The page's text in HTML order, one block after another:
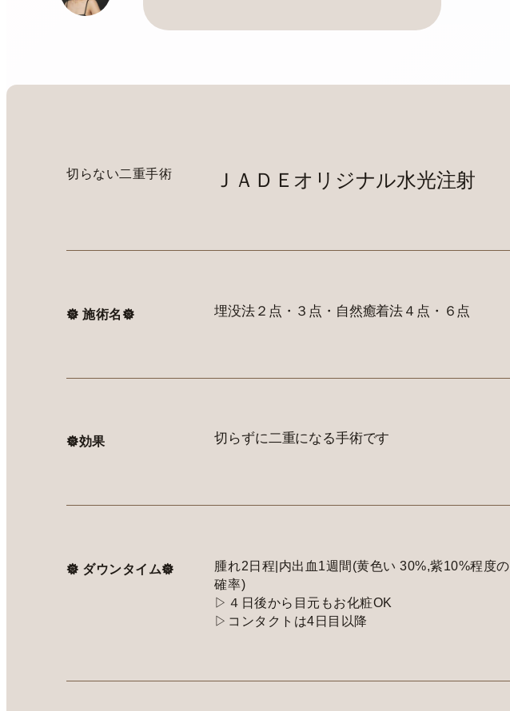
切らない二重手術 ＪＡＤＥオリジナル水光注射
𖣔 施術名𖣔 埋没法２点・３点・自然癒着法４点・６点
𖣔効果 切らずに二重になる手術です
𖣔 ダウンタイム𖣔
腫れ2日程|内出血1週間(黄色い 30%,紫10%程度の
確率)
▷４日後から目元もお化粧OK
▷コンタクトは4日目以降